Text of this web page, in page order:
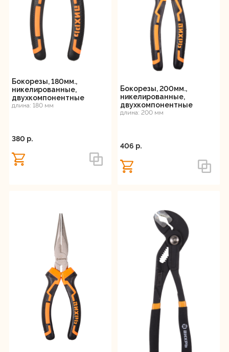
Бокорезы, 180мм.,
никелированные,
двухкомпонентные
рукоятки, Вихрь
длина: 180 мм
380 p.
Бокорезы, 200мм.,
никелированные,
двухкомпонентные
рукоятки, Вихрь
длина: 200 мм
406 p.